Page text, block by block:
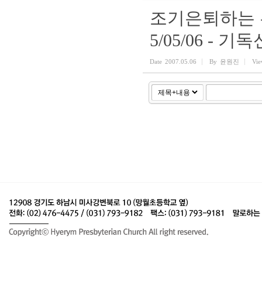
조기은퇴하는
5/05/06 - 기독
Date 2007.05.06 By 윤원진